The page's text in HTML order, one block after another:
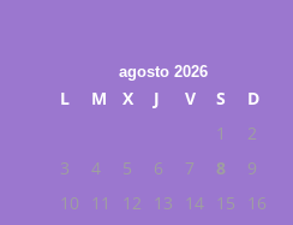
agosto 2026
L M X J V S
D
1
2
3
4 5 6 7 8
9
10
11 12 13 14 15
16